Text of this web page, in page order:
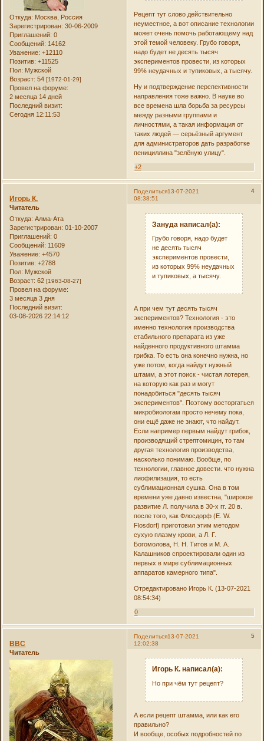
Откуда: Москва, Россия
Зарегистрирован: 30-06-2009
Приглашений: 0
Сообщений: 14162
Уважение: +12110
Позитив: +11525
Пол: Мужской
Возраст: 54[1972-01-29]
Провел на форуме:
2 месяца 14 дней
Последний визит:
Сегодня 12:11:53
Рецепт тут слово действительно
неуместное, а вот описание технологии
может очень помочь работающему над
этой темой человеку. Грубо говоря,
надо будет не десять тысяч
экспериментов провести, из которых
99% неудачных и тупиковых, а тысячу.
Ну и подтверждение перспективности
направления тоже важно. В науке во
все времена шла борьба за ресурсы
между разными группами и
личностями, а такая информация от
таких людей — серьёзный аргумент
для администраторов дать разработке
пенициллина "зелёную улицу".
+2
Поделиться 4
13-07-2021
08:38:51
Игорь К.
Читатель
Откуда: Алма-Ата
Зарегистрирован: 01-10-2007
Приглашений: 0
Сообщений: 11609
Уважение: +4570
Позитив: +2788
Пол: Мужской
Возраст: 62[1963-08-27]
Провел на форуме:
3 месяца 3 дня
Последний визит:
03-08-2026 22:14:12
Зануда написал(а):
Грубо говоря, надо будет
не десять тысяч
экспериментов провести,
из которых 99% неудачных
и тупиковых, а тысячу.
А при чем тут десять тысяч
экспериментов? Технология - это
именно технология производства
стабильного препарата из уже
найденного продуктивного штамма
грибка. То есть она конечно нужна, но
уже потом, когда найдут нужный
штамм, а этот поиск - чистая лотерея,
на которую как раз и могут
понадобиться "десять тысяч
экспериментов". Поэтому восторгаться
микробиологам просто нечему пока,
они ещё даже не знают, что найдут.
Если например первым найдут грибок,
производящий стрептомицин, то там
другая технология производства,
насколько понимаю. Вообще, по
технологии, главное довести. что нужна
лиофилизация, то есть
сублимационная сушка. Она в том
времени уже давно известна, "широкое
развитие Л. получила в 30-х гг. 20 в.
после того, как Флосдорф (E. W.
Flosdorf) приготовил этим методом
сухую плазму крови, а Л. Г.
Богомолова, H. Н. Титов и М. А.
Калашников спроектировали один из
первых в мире сублимационных
аппаратов камерного типа".
Отредактировано Игорь К. (13-07-2021
08:54:34)
0
Поделиться 5
13-07-2021
12:02:38
ВВС
Читатель
Игорь К. написал(а):
Но при чём тут рецепт?
А если рецепт штамма, или как его
правильно?
И вообще, особых подробностей по